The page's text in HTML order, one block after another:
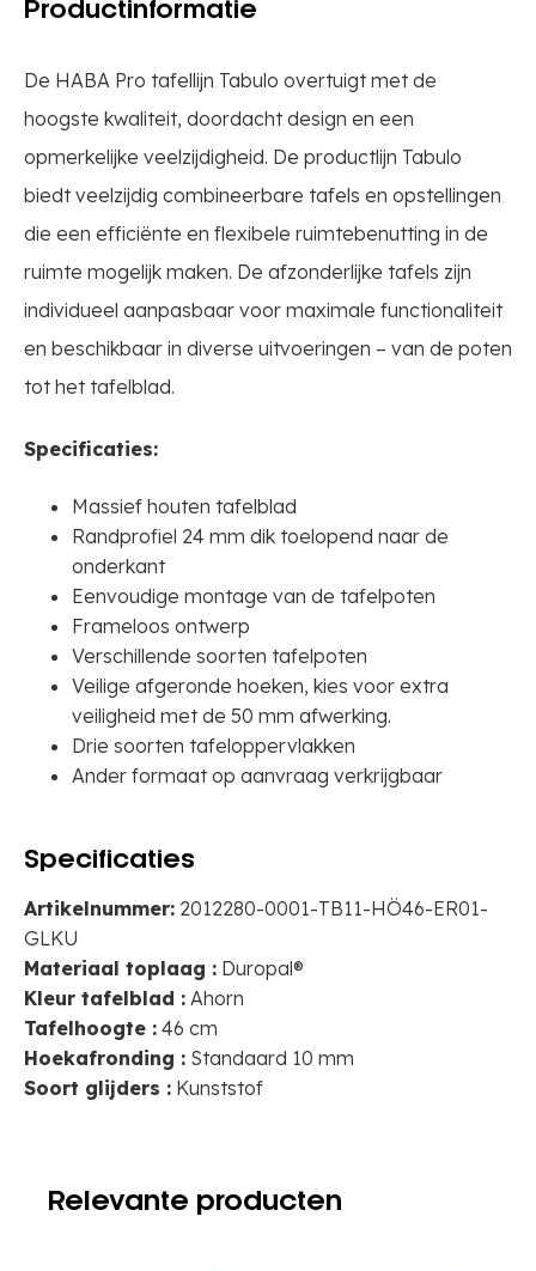
Productinformatie
De HABA Pro tafellijn Tabulo overtuigt met de
hoogste kwaliteit, doordacht design en een
opmerkelijke veelzijdigheid. De productlijn Tabulo
biedt veelzijdig combineerbare tafels en opstellingen
die een efficiënte en flexibele ruimtebenutting in de
ruimte mogelijk maken. De afzonderlijke tafels zijn
individueel aanpasbaar voor maximale functionaliteit
en beschikbaar in diverse uitvoeringen – van de poten
tot het tafelblad.
Specificaties:
Massief houten tafelblad
Randprofiel 24 mm dik toelopend naar de
onderkant
Eenvoudige montage van de tafelpoten
Frameloos ontwerp
Verschillende soorten tafelpoten
Veilige afgeronde hoeken, kies voor extra
veiligheid met de 50 mm afwerking.
Drie soorten tafeloppervlakken
Ander formaat op aanvraag verkrijgbaar
Specificaties
Artikelnummer: 2012280-0001-TB11-HÖ46-ER01-
GLKU
Materiaal toplaag : Duropal®
Kleur tafelblad : Ahorn
Tafelhoogte : 46 cm
Hoekafronding : Standaard 10 mm
Soort glijders : Kunststof
Relevante producten